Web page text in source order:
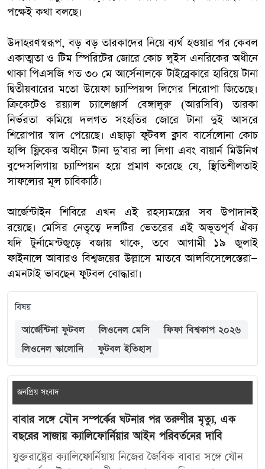
পক্ষেই কথা বলছে।
উদাহরণস্বরূপ, বড় বড় তারকাদের নিয়ে ব্যর্থ হওয়ার পর কেবল
একাত্মতা ও টিম স্পিরিটের জোরে কোচ লুইস এনরিকের অধীনে
থাকা পিএসজি গত ৩০ মে আর্সেনালকে টাইব্রেকারে হারিয়ে টানা
দ্বিতীয়বারের মতো উয়েফা চ্যাম্পিয়ন্স লিগের শিরোপা জিতেছে।
ক্রিকেটেও রয়্যাল চ্যালেঞ্জার্স বেঙ্গালুরু (আরসিবি) তারকা
নির্ভরতা কমিয়ে দলগত সংহতির জোরে টানা দুই আসরে
শিরোপার স্বাদ পেয়েছে। এছাড়া ফুটবল ক্লাব বার্সেলোনা কোচ
হান্সি ফ্লিকের অধীনে টানা দু’বার লা লিগা এবং বায়ার্ন মিউনিখ
বুন্দেসলিগায় চ্যাম্পিয়ন হয়ে প্রমাণ করেছে যে, স্থিতিশীলতাই
সাফল্যের মূল চাবিকাঠি।
আর্জেন্টাইন শিবিরে এখন এই রহস্যমন্ত্রের সব উপাদানই
রয়েছে। মেসির নেতৃত্বে দলটির ভেতরের এই অভূতপূর্ব ঐক্য
যদি টুর্নামেন্টজুড়ে বজায় থাকে, তবে আগামী ১৯ জুলাই
ফাইনালে আবারও বিশ্বজয়ের উল্লাসে মাতবে আলবিসেলেস্তেরা—
এমনটাই ভাবছেন ফুটবল বোদ্ধারা।
বিষয়
আর্জেন্টিনা ফুটবল লিওনেল মেসি
ফিফা বিশ্বকাপ ২০২৬
লিওনেল স্কালোনি
ফুটবল ইতিহাস
জনপ্রিয় সংবাদ
বাবার সঙ্গে যৌন সম্পর্কের ঘটনার পর তরুণীর মৃত্যু, এক
বছরের সাজায় ক্যালিফোর্নিয়ার আইন পরিবর্তনের দাবি
যুক্তরাষ্ট্রের ক্যালিফোর্নিয়ায় নিজের জৈবিক বাবার সঙ্গে যৌন